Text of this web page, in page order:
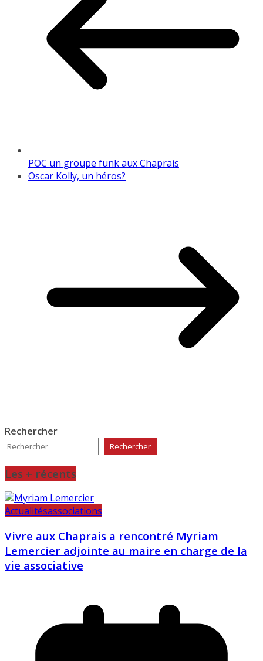
POC un groupe funk aux Chaprais
Oscar Kolly, un héros?
Rechercher
Rechercher
Les + récents
Actualitésassociations
Vivre aux Chaprais a rencontré Myriam
Lemercier adjointe au maire en charge de la
vie associative